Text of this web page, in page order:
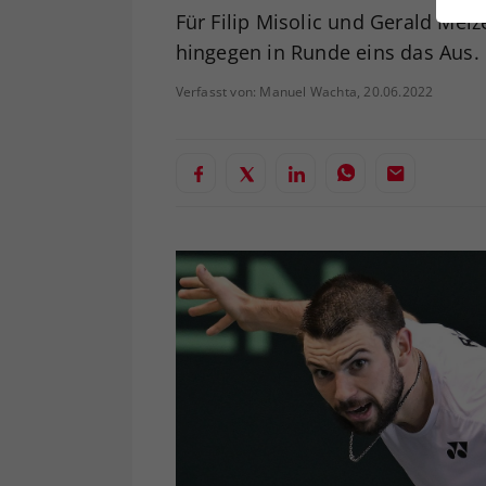
Für Filip Misolic und Gerald
hingegen in Runde eins das Aus.
Verfasst von: Manuel Wachta, 20.06.2022